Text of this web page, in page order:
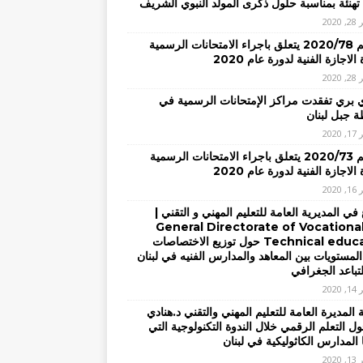
بمناسبة حلول ذكرى المولد النبوي الشريف
– تعميم 2020/78 يتعلق باجراء الامتحانات الرسمية
الفنية لدورة عام 2020
بري تفقدت مراكز الإمتحانات الرسمية في
جبل لبنان
– تعميم 2020/73 يتعلق باجراء الامتحانات الرسمية
الفنية لدورة عام 2020
في المديرية العامة للتعليم المهني و التقني |
General Directorate of
Technical education حول توزيع الاختصاصات
بين المعاهد والمدارس الفنيه في لبنان
الجغرافي
المديرة العامة للتعليم المهني والتقني د.هنادي
التعلم الرقمي خلال الندوة التكنولوجية التي
المدارس الكاثوليكية في لبنان